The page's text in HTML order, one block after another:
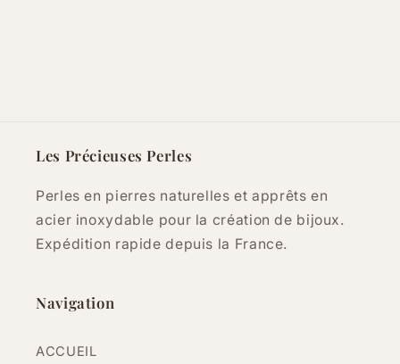
Les Précieuses Perles
Perles en pierres naturelles et apprêts en
acier inoxydable pour la création de bijoux.
Expédition rapide depuis la France.
Navigation
ACCUEIL